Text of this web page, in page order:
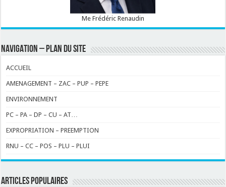
Me Frédéric Renaudin
NAVIGATION – PLAN DU SITE
ACCUEIL
AMENAGEMENT – ZAC – PUP – PEPE
ENVIRONNEMENT
PC – PA – DP – CU – AT…
EXPROPRIATION – PREEMPTION
RNU – CC – POS – PLU – PLUI
ARTICLES POPULAIRES